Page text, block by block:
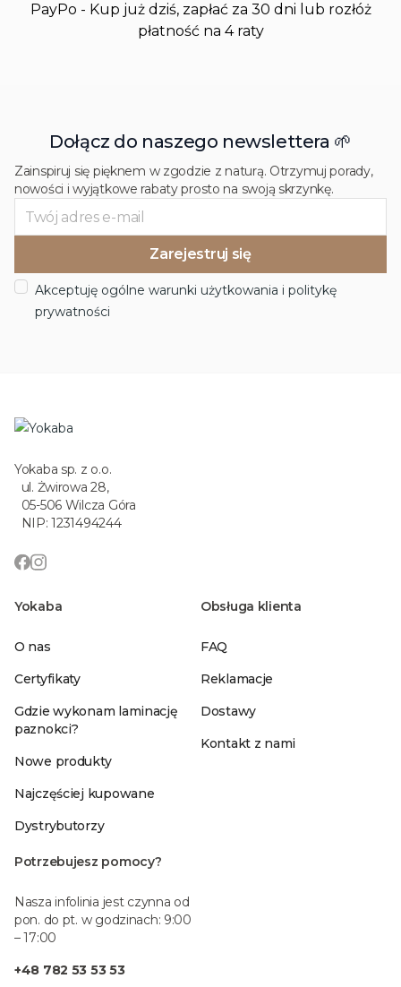
PayPo - Kup już dziś, zapłać za 30 dni lub rozłóż
płatność na 4 raty
Dołącz do naszego newslettera 🌱
Zainspiruj się pięknem w zgodzie z naturą. Otrzymuj porady,
nowości i wyjątkowe rabaty prosto na swoją skrzynkę.
Akceptuję ogólne warunki użytkowania i politykę
prywatności
Yokaba sp. z o.o.
ul. Żwirowa 28,
05-506 Wilcza Góra
NIP: 1231494244
Yokaba
O nas
Certyfikaty
Gdzie wykonam laminację
paznokci?
Nowe produkty
Najczęściej kupowane
Dystrybutorzy
Obsługa klienta
FAQ
Reklamacje
Dostawy
Kontakt z nami
Potrzebujesz pomocy?
Nasza infolinia jest czynna od
pon. do pt. w godzinach: 9:00
– 17:00
+48 782 53 53 53